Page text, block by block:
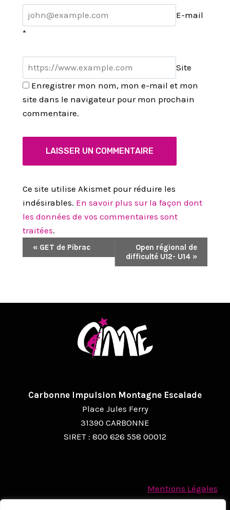
E-mail
*
Site
Enregistrer mon nom, mon e-mail et mon
site dans le navigateur pour mon prochain
commentaire.
Ce site utilise Akismet pour réduire les
indésirables. En savoir plus sur la façon dont
les données de vos commentaires sont
traitées.
I
O
« GET de Pibrac
Open régional de
difficulté U12- U14 »
Carbonne Impulsion Montagne Escalade
Place Jules Ferry
31390 CARBONNE
SIRET : 800 626 558 00012
Mentions Légales
Politique des cookies